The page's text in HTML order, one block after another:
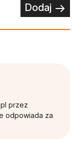
Dodaj
przez
odpowiada za